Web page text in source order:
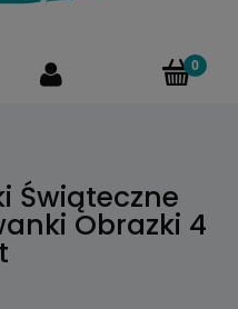
Świąteczne
Obrazki 4